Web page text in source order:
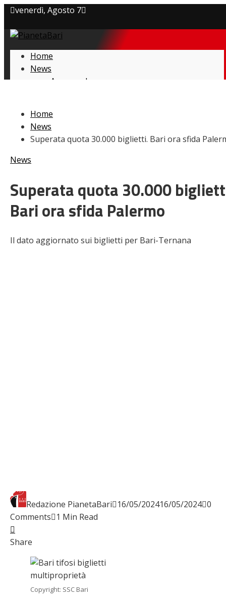
venerdì, Agosto 7
Privacy policy
Cookie Policy
Home
News
Amarcord
Giovanili
Le pagelle
Interviste
Focus
Video
Home
News
Superata quota 30.000 biglietti. Bari ora sfida
News
Superata quota 30.000
Bari ora sfida Palermo
Il dato aggiornato sui biglietti per Bari-Ternana
Redazione PianetaBari 16/05/202416/05/2024 0
Comments 1 Min Read
Facebook
Twitter
LinkedIn
Pinterest
Share
Copyright: SSC Bari